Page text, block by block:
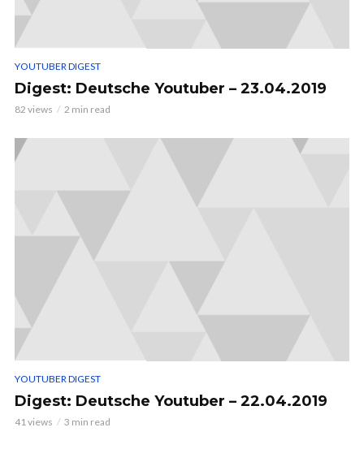
YOUTUBER DIGEST
Digest: Deutsche Youtuber – 23.04.2019
82 views 2 min read
YOUTUBER DIGEST
Digest: Deutsche Youtuber – 22.04.2019
41 views 3 min read